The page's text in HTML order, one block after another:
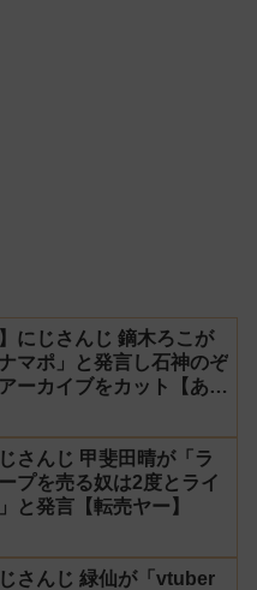
にじさんじ 鏑木ろこが
マポ」と発言し石神のぞ
ーカイブをカット【あら
さんじ 甲斐田晴が「ラ
プを売る奴は2度とライ
と発言【転売ヤー】
じさんじ 緑仙が「vtuber